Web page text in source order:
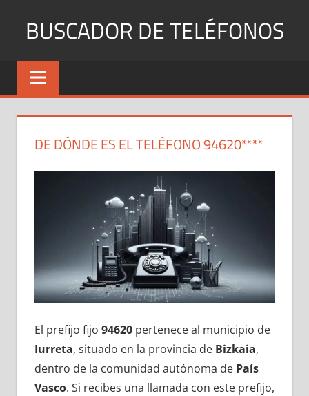
BUSCADOR DE TELÉFONOS
Identifica
Números
y
DE DÓNDE ES EL TELÉFONO 94620****
El prefijo fijo 94620pertenece al municipio dе
Iurreta, situado en la provincia dе Bizkaia,
dentro dе la comunidad autónoma dе País
Vasco. Si recibes una llamada сοn еstе prefijo,